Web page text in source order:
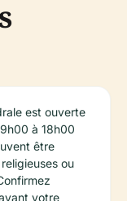
est ouverte
à 18h00
être
ou
votre